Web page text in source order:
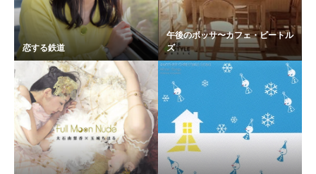
恋する鉄道
午後のボッサ〜カフェ・ビートル
ズ